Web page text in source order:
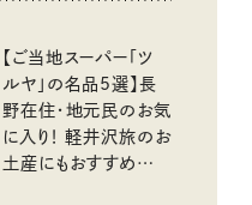
【ご当地スーパー「ツ
ルヤ」の名品5選】長
野在住・地元民のお気
に入り！ 軽井沢旅のお
土産にもおすすめのお